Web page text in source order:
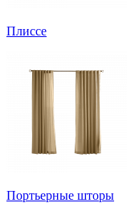
Плиссе
Портьерные шторы